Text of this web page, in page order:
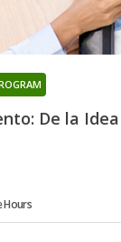
De la
Hours